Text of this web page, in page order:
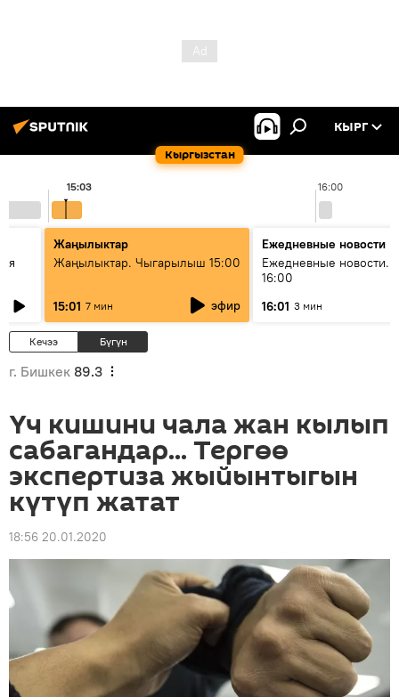
Кыргызстан
КЫРГ
16:00
15:03
Жаңылыктар
Жаңылыктар. Чыгарылыш 15:00
15:01 7 мин эфир
Ежедневные новости
Ежедневные новости.
16:00
16:01 3 мин
Кечээ Бүгүн
г. Бишкек 89.3
Үч кишини чала жан кылып
сабагандар... Тергөө
экспертиза жыйынтыгын
күтүп жатат
18:56 20.01.2020